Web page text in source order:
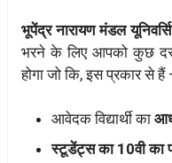
भूपेंद्र नारायण मंडल
भरने के लिए आपको कुछ
होगा जो कि, इस प्रकार से हैं
आवेदक विद्यार्थी का
स्टूडेंट्स का 10वी का